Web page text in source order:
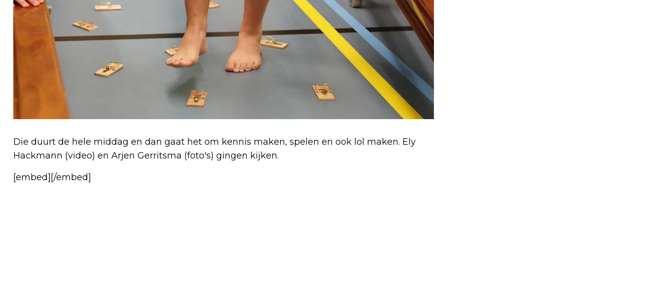
Die duurt de hele middag en dan gaat het om kennis maken, spelen en ook lol maken. Ely
Hackmann (video) en Arjen Gerritsma (foto's) gingen kijken.
[embed][/embed]